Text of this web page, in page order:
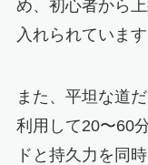
め、初心者から
入れられています
また、平坦な道
利用して20〜60
ドと持久力を同